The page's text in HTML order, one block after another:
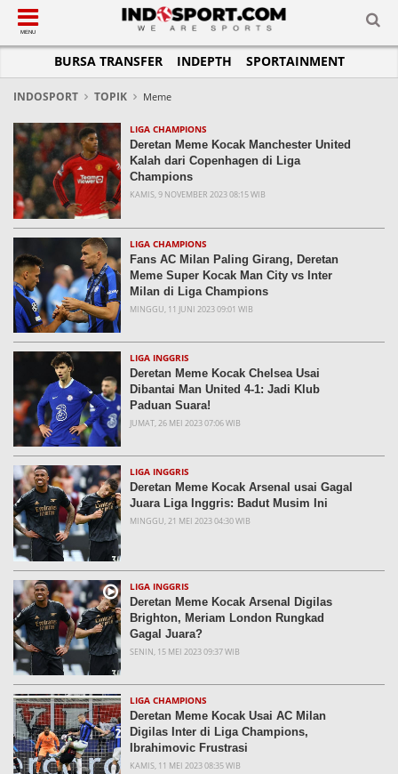
SUB-MENU
SEPAKBOLA
LIGA 1
LIGA 2
LIGA INGGRIS
LIGA ITALIA
LIGA SPANYOL
LIGA CHAMPIONS
LIGA JERMAN
LIGA PRANCIS
LIGA EUROPA
SUB-MENU
SPORTAINMENT
SELEBSPORT
LIFESTYLE
SUB-MENU
OTOMOTIF
MOTOGP
FORMULA 1
OTOMANIA
SUB-MENU
RAKET
MMA
FUTSAL
OLIMPIK
E-SPORT
SUB-MENU
JADWAL
KLASEMEN
SUB-MENU
TOPIK HARI INI
PERATURAN OLAHRAGA
TIPS DAN TRIK
INFOGRAFIS
GALERI FOTO
TEMPAT OLAHRAGA
PASUKAN SEHAT
KOMUNITAS SEHAT
MENU
BURSA TRANSFER INDEPTH SPORTAINMENT
INDOSPORT TOPIK Meme
LIGA CHAMPIONS
Deretan Meme Kocak Manchester United
Kalah dari Copenhagen di Liga
Champions
KAMIS, 9 NOVEMBER 2023 08:15 WIB
LIGA CHAMPIONS
Fans AC Milan Paling Girang, Deretan
Meme Super Kocak Man City vs Inter
Milan di Liga Champions
MINGGU, 11 JUNI 2023 09:01 WIB
LIGA INGGRIS
Deretan Meme Kocak Chelsea Usai
Dibantai Man United 4-1: Jadi Klub
Paduan Suara!
JUMAT, 26 MEI 2023 07:06 WIB
LIGA INGGRIS
Deretan Meme Kocak Arsenal usai Gagal
Juara Liga Inggris: Badut Musim Ini
MINGGU, 21 MEI 2023 04:30 WIB
LIGA INGGRIS
Deretan Meme Kocak Arsenal Digilas
Brighton, Meriam London Rungkad
Gagal Juara?
SENIN, 15 MEI 2023 09:37 WIB
LIGA CHAMPIONS
Deretan Meme Kocak Usai AC Milan
Digilas Inter di Liga Champions,
Ibrahimovic Frustrasi
KAMIS, 11 MEI 2023 08:35 WIB